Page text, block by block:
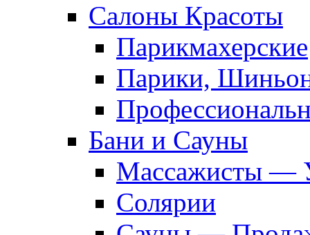
Салоны Красоты
Парикмахерские
Парики,
Бани и Сауны
Массажисты —
Солярии